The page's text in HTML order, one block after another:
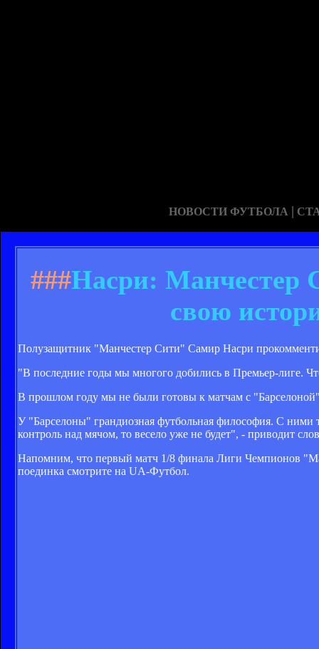
НОВОСТИ ФУТБОЛА |
###Насри: Манчестер
свою
Полузащитник "Манчестер Сити" Самир Насри
"В последние годы мы многого добились в Премьер-лиге.
В прошлом году мы не были готовы к матчам с
У "Барселоны" грандиозная футбольная философия. С ними
контроль над мячом, то весело уже не будет", - приводит
Напомним, что первый матч 1/8 финала Лиги Чемпионов
поединка смотрите на UA-Футбол.